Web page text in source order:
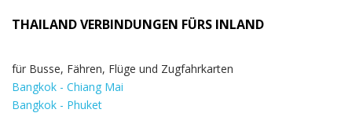
THAILAND VERBINDUNGEN FÜRS INLAND
für Busse, Fähren, Flüge und Zugfahrkarten
Bangkok - Chiang Mai
Bangkok - Phuket